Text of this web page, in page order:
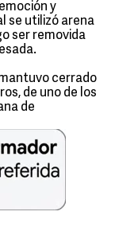
y
se utilizó arena
ser removida
cerrado
de uno de los
de